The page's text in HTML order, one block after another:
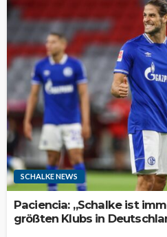
SCHALKE NEWS
Paciencia: „Schalke ist
größten Klubs in